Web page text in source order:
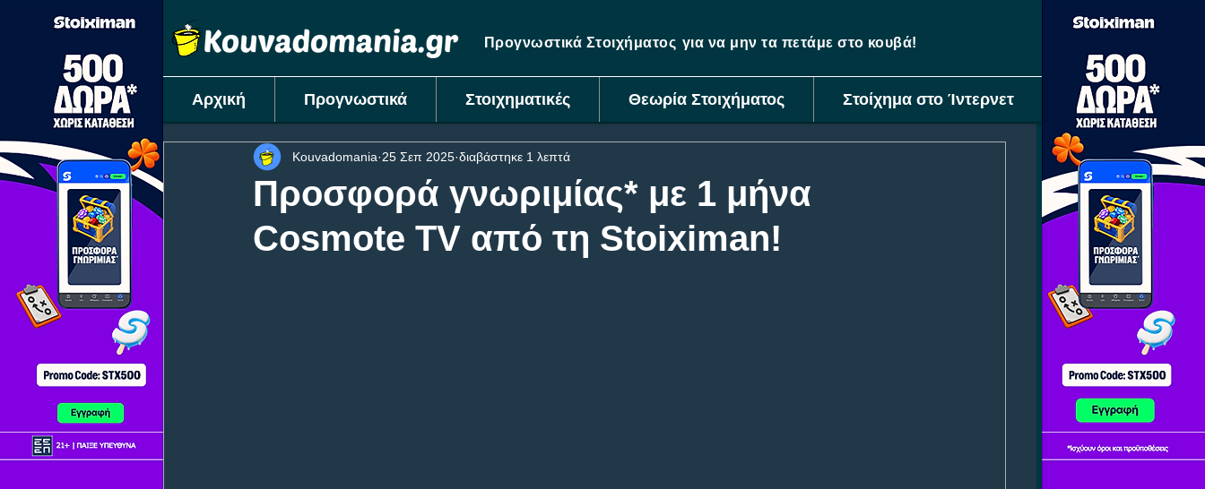
Προγνωστικά Στοιχήματος για να μην τα πετάμε στο κουβά!
Αρχική Προγνωστικά Στοιχηματικές Θεωρία Στοιχήματος Στοίχημα στο Ίντερνετ
Προσφορά γνωριμίας* με 1 μήνα
Cosmote TV από τη Stoiximan!
Kouvadomania 25 Σεπ 2025 διαβάστηκε 1 λεπτά